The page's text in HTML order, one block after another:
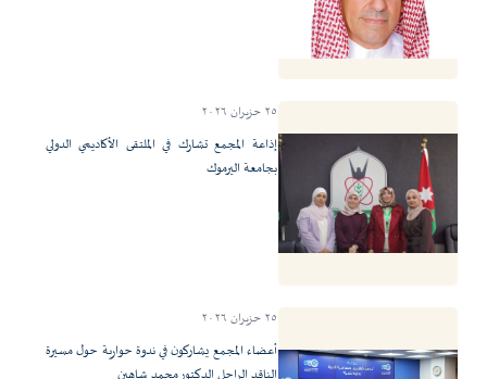
٢٥ حزيران ٢٠٢٦
إذاعة المجمع تشارك في الملتقى الأكاديمي الدولي
بجامعة اليرموك
٢٥ حزيران ٢٠٢٦
أعضاء المجمع يشاركون في ندوة حوارية حول مسيرة